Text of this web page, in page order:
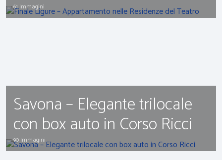
61 Immagini
Savona – Elegante trilocale
con box auto in Corso Ricci
90 Immagini